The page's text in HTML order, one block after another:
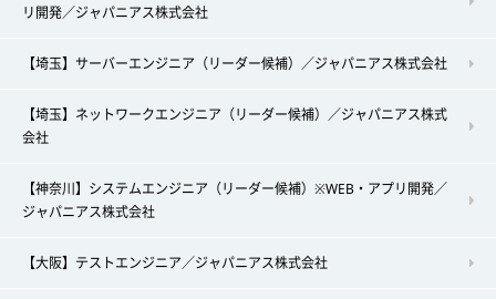
リ開発／ジャパニアス株式会社
【埼玉】サーバーエンジニア（リーダー候補）／ジャパニアス株式会社
【埼玉】ネットワークエンジニア（リーダー候補）／ジャパニアス株式
会社
【神奈川】システムエンジニア（リーダー候補）※WEB・アプリ開発／
ジャパニアス株式会社
【大阪】テストエンジニア／ジャパニアス株式会社